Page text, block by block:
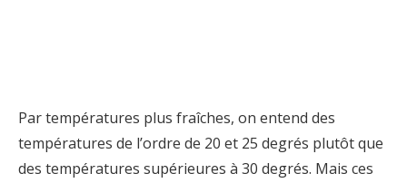
Par températures plus fraîches, on entend des
températures de l’ordre de 20 et 25 degrés plutôt que
des températures supérieures à 30 degrés. Mais ces